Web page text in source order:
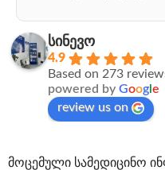
სინევო
4.9
Based on 273
powered by Google
review us on
მოცემული სამედიცინო